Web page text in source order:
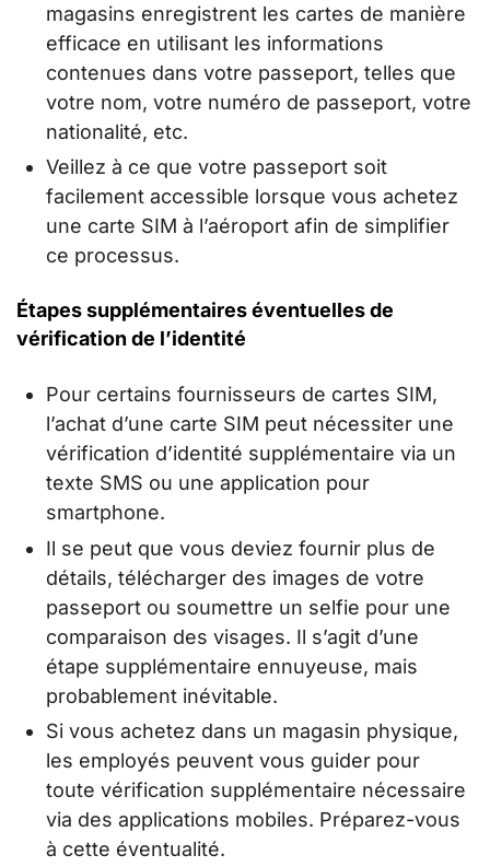
magasins enregistrent les cartes de manière
efficace en utilisant les informations
contenues dans votre passeport, telles que
votre nom, votre numéro de passeport, votre
nationalité, etc.
Veillez à ce que votre passeport soit
facilement accessible lorsque vous achetez
une carte SIM à l’aéroport afin de simplifier
ce processus.
Étapes supplémentaires éventuelles de
vérification de l’identité
Pour certains fournisseurs de cartes SIM,
l’achat d’une carte SIM peut nécessiter une
vérification d’identité supplémentaire via un
texte SMS ou une application pour
smartphone.
Il se peut que vous deviez fournir plus de
détails, télécharger des images de votre
passeport ou soumettre un selfie pour une
comparaison des visages. Il s’agit d’une
étape supplémentaire ennuyeuse, mais
probablement inévitable.
Si vous achetez dans un magasin physique,
les employés peuvent vous guider pour
toute vérification supplémentaire nécessaire
via des applications mobiles. Préparez-vous
à cette éventualité.